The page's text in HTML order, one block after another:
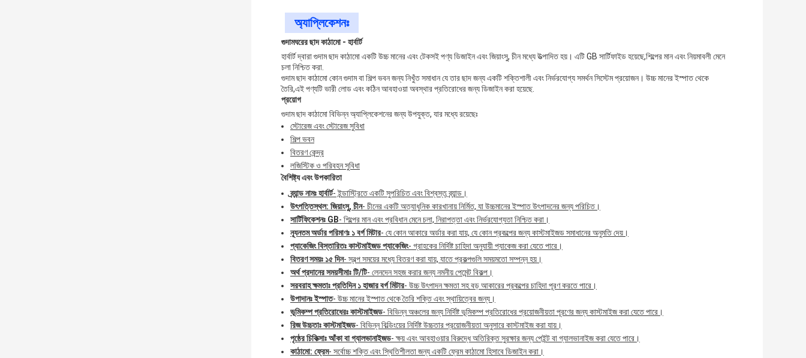
অ্যাপ্লিকেশনঃ
গুদামঘরের ছাদ কাঠামো - হার্বার্ট
হার্বার্ট দ্বারা গুদাম ছাদ কাঠামো একটি উচ্চ মানের এবং টেকসই পণ্য ডিজাইন এবং জিয়াংসু, চীন মধ্যে উত্পাদিত হয়। এটি GB সার্টিফাইড হয়েছে,শিল্পের মান এবং নিয়মাবলী মেনে
চলা নিশ্চিত করা.
গুদাম ছাদ কাঠামো কোন গুদাম বা শিল্প ভবন জন্য নিখুঁত সমাধান যে তার ছাদ জন্য একটি শক্তিশালী এবং নির্ভরযোগ্য সমর্থন সিস্টেম প্রয়োজন। উচ্চ মানের ইস্পাত থেকে
তৈরি,এই পণ্যটি ভারী লোড এবং কঠিন আবহাওয়া অবস্থার প্রতিরোধের জন্য ডিজাইন করা হয়েছে.
প্রয়োগ
গুদাম ছাদ কাঠামো বিভিন্ন অ্যাপ্লিকেশনের জন্য উপযুক্ত, যার মধ্যে রয়েছেঃ
স্টোরেজ এবং স্টোরেজ সুবিধা
শিল্প ভবন
বিতরণ কেন্দ্র
লজিস্টিক ও পরিবহন সুবিধা
বৈশিষ্ট্য এবং উপকারিতা
ব্র্যান্ড নামঃ হার্বার্ট- ইন্ডাস্ট্রিতে একটি সুপরিচিত এবং বিশ্বস্ত ব্র্যান্ড।
উৎপত্তিস্থল: জিয়াংসু, চীন- চীনের একটি অত্যাধুনিক কারখানায় নির্মিত, যা উচ্চমানের ইস্পাত উৎপাদনের জন্য পরিচিত।
সার্টিফিকেশনঃ GB- শিল্পের মান এবং প্রবিধান মেনে চলা, নিরাপত্তা এবং নির্ভরযোগ্যতা নিশ্চিত করা।
ন্যূনতম অর্ডার পরিমাণঃ ১ বর্গ মিটার- যে কোন আকারে অর্ডার করা যায়, যে কোন প্রকল্পের জন্য কাস্টমাইজড সমাধানের অনুমতি দেয়।
প্যাকেজিং বিস্তারিতঃ কাস্টমাইজড প্যাকেজিং- গ্রাহকের নির্দিষ্ট চাহিদা অনুযায়ী প্যাকেজ করা যেতে পারে।
বিতরণ সময়ঃ ১৫ দিন- স্বল্প সময়ের মধ্যে বিতরণ করা যায়, যাতে প্রকল্পগুলি সময়মতো সম্পন্ন হয়।
অর্থ প্রদানের সময়সীমাঃ টি/টি- লেনদেন সহজ করার জন্য নমনীয় পেমেন্ট বিকল্প।
সরবরাহ ক্ষমতাঃ প্রতিদিন ১ হাজার বর্গ মিটার- উচ্চ উৎপাদন ক্ষমতা সহ বড় আকারের প্রকল্পের চাহিদা পূরণ করতে পারে।
উপাদানঃ ইস্পাত- উচ্চ মানের ইস্পাত থেকে তৈরি শক্তি এবং স্থায়িত্বের জন্য।
ভূমিকম্প প্রতিরোধেরঃ কাস্টমাইজড- বিভিন্ন অঞ্চলের জন্য নির্দিষ্ট ভূমিকম্প প্রতিরোধের প্রয়োজনীয়তা পূরণের জন্য কাস্টমাইজ করা যেতে পারে।
রিজ উচ্চতাঃ কাস্টমাইজড- বিভিন্ন বিল্ডিংয়ের নির্দিষ্ট উচ্চতার প্রয়োজনীয়তা অনুসারে কাস্টমাইজ করা যায়।
পৃষ্ঠের চিকিত্সাঃ আঁকা বা গ্যালভানাইজড- ক্ষয় এবং আবহাওয়ার বিরুদ্ধে অতিরিক্ত সুরক্ষার জন্য পেইন্ট বা গ্যালভানাইজ করা যেতে পারে।
কাঠামো: ফ্রেম- সর্বোচ্চ শক্তি এবং স্থিতিশীলতা জন্য একটি ফ্রেম কাঠামো হিসাবে ডিজাইন করা।